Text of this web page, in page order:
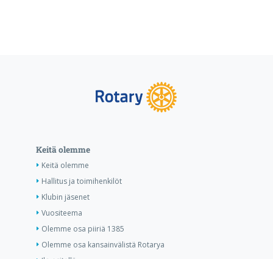
Keitä olemme
Keitä olemme
Hallitus ja toimihenkilöt
Klubin jäsenet
Vuositeema
Olemme osa piiriä 1385
Olemme osa kansainvälistä Rotarya